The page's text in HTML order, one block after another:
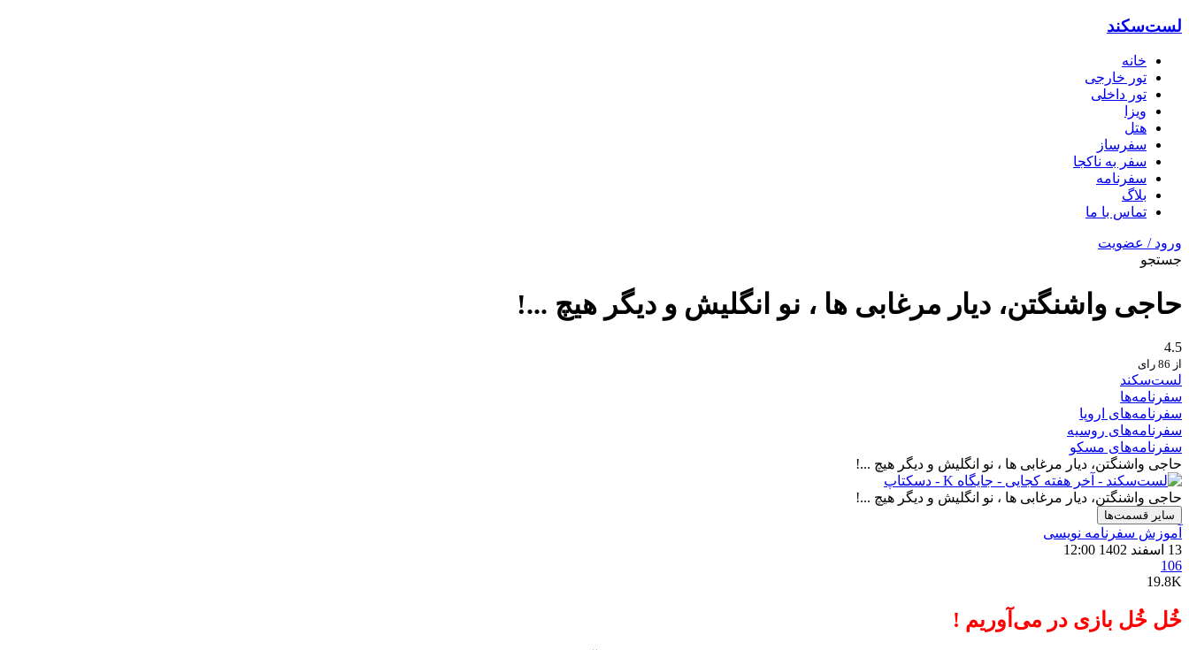
لست‌سکند
خانه
تور خارجی
تور داخلی
ویزا
هتل‌
سفرساز
سفر به ناکجا
سفرنامه
بلاگ
تماس با ما
ورود / عضویت
جستجو
حاجی واشنگتن، دیار مرغابی ها ، نو انگلیش و دیگر هیچ ...!
4.5
از 86 رای
لست‌سکند
سفرنامه‌ها
سفرنامه‌های اروپا
سفرنامه‌های روسیه
سفرنامه‌های مسکو
حاجی واشنگتن، دیار مرغابی ها ، نو انگلیش و دیگر هیچ ...!
حاجی واشنگتن، دیار مرغابی ها ، نو انگلیش و دیگر هیچ ...!
سایر قسمت‌ها
آموزش سفرنامه‌ نویسی
13 اسفند 1402 12:00
106
19.8K
خُل خُل بازی در می‌آوریم !